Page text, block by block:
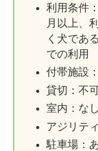
利用条件
月以上、
く犬であ
での利用
付帯施設
貸切：不
室内：なし
アジリテ
駐車場：